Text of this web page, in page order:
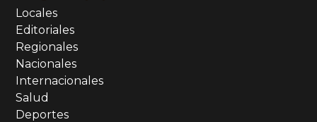
Locales
Editoriales
Regionales
Nacionales
Internacionales
Salud
Deportes